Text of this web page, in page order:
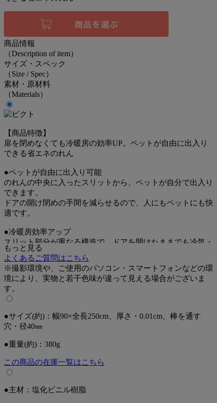
商品情報
（Description of item）
サイズ・スペック
（Size / Spec）
素材・原材料
（Materials）
【商品特徴】
扉を閉めなくても冷暖房の効率UP。ペットが自由に出入り
できる省エネのれん
●ペットが自由に出入り可能
のれんの中央に入ったスリットから、ペットが自分で出入り
できます。
ドアの開け閉めの手間を減らせるので、人にもペットにも快
適です。
●冷暖房効率アップ
スリット部分が重なる構造で、ドアを開けたままでも冷気・
暖気を逃がしにくく、お部屋を快適に保ちます。
また、エアコンの効きをサポートし、冷暖房のムダを抑える
ことで光熱費対策にも役立ちます。
●ポールに通して突っ張るだけの簡単設置
市販のポールに通して、手軽に取り付けできます。
届いたその日から使いやすい仕様になっています。
●見通しのいい半透明
半透明タイプなので向こう側が見え、人にもペットにも安心
です。
また、圧迫感を抑えてお部屋を明るく保ちます。
設置場所に合わせて、ハサミで自由にカットできます。
もっと見る
よくあるご質問はこちら
※撮影環境や、ご使用のパソコン・スマートフォンなどの環
境により、実物と若干色味が違って見える場合がございま
す。
●サイズ(約)：幅90×全長250cm、厚さ・0.01cm、棒を通す
穴・径40㎜
●重量(約)：380g
この商品の在庫一覧はこちら
●主材：塩化ビニル樹脂